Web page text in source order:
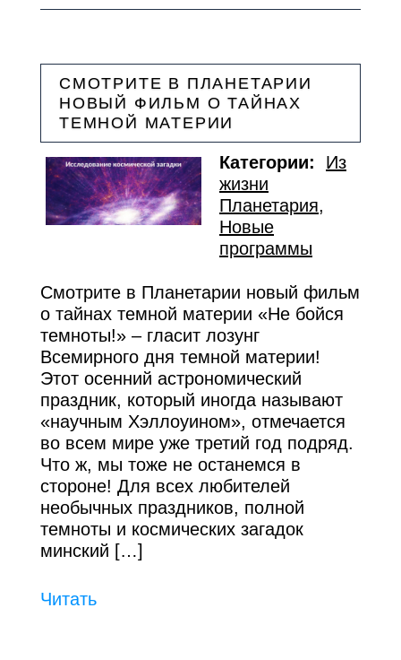
СМОТРИТЕ В ПЛАНЕТАРИИ
НОВЫЙ ФИЛЬМ О ТАЙНАХ
ТЕМНОЙ МАТЕРИИ
Категории:
Из
жизни
Планетария,
Новые
программы
Смотрите в Планетарии новый фильм
о тайнах темной материи «Не бойся
темноты!» – гласит лозунг
Всемирного дня темной материи!
Этот осенний астрономический
праздник, который иногда называют
«научным Хэллоуином», отмечается
во всем мире уже третий год подряд.
Что ж, мы тоже не останемся в
стороне! Для всех любителей
необычных праздников, полной
темноты и космических загадок
минский […]
Читать